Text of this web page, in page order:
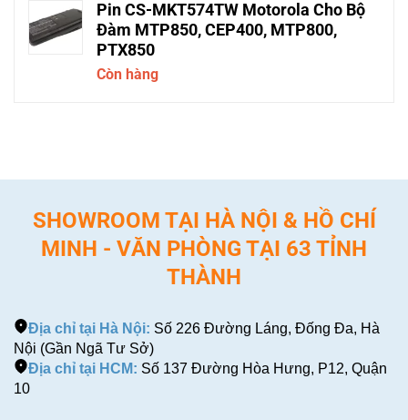
Pin CS-MKT574TW Motorola Cho Bộ
Đàm MTP850, CEP400, MTP800,
PTX850
Còn hàng
SHOWROOM TẠI HÀ NỘI & HỒ CHÍ
MINH - VĂN PHÒNG TẠI 63 TỈNH
THÀNH
Địa chỉ tại Hà Nội: Số 226 Đường Láng, Đống Đa, Hà
Nội (Gần Ngã Tư Sở)
Địa chỉ tại HCM: Số 137 Đường Hòa Hưng, P12, Quận
10